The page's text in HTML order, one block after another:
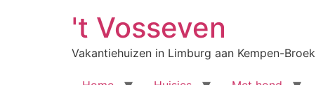
't Vosseven
Vakantiehuizen in Limburg aan Kempen-Broek